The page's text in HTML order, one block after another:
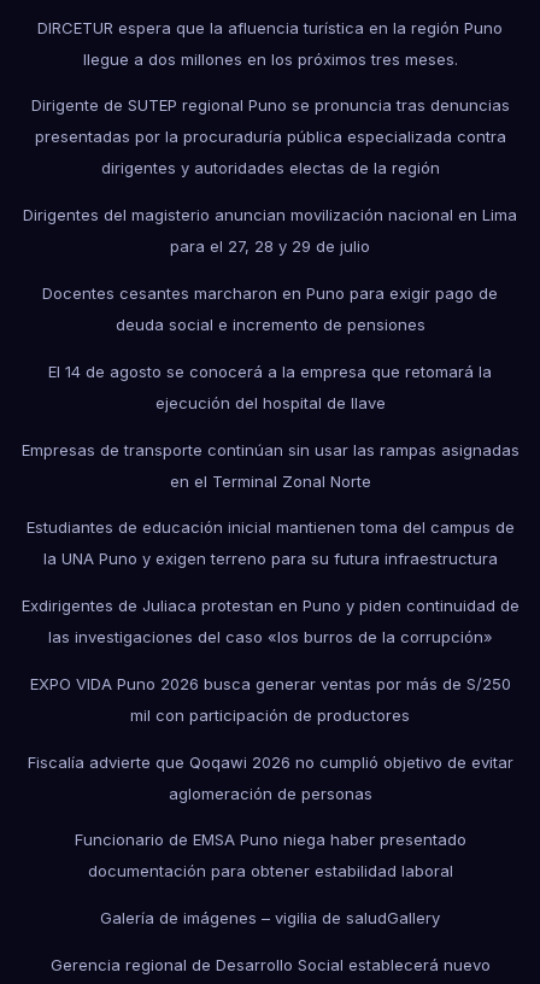
DIRCETUR espera que la afluencia turística en la región Puno
llegue a dos millones en los próximos tres meses.
Dirigente de SUTEP regional Puno se pronuncia tras denuncias
presentadas por la procuraduría pública especializada contra
dirigentes y autoridades electas de la región
Dirigentes del magisterio anuncian movilización nacional en Lima
para el 27, 28 y 29 de julio
Docentes cesantes marcharon en Puno para exigir pago de
deuda social e incremento de pensiones
El 14 de agosto se conocerá a la empresa que retomará la
ejecución del hospital de Ilave
Empresas de transporte continúan sin usar las rampas asignadas
en el Terminal Zonal Norte
Estudiantes de educación inicial mantienen toma del campus de
la UNA Puno y exigen terreno para su futura infraestructura
Exdirigentes de Juliaca protestan en Puno y piden continuidad de
las investigaciones del caso «los burros de la corrupción»
EXPO VIDA Puno 2026 busca generar ventas por más de S/250
mil con participación de productores
Fiscalía advierte que Qoqawi 2026 no cumplió objetivo de evitar
aglomeración de personas
Funcionario de EMSA Puno niega haber presentado
documentación para obtener estabilidad laboral
Galería de imágenes – vigilia de saludGallery
Gerencia regional de Desarrollo Social establecerá nuevo